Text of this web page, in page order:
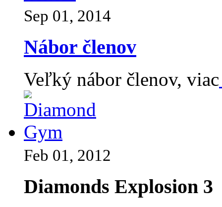
Sep 01, 2014
Nábor členov
Veľký nábor členov, viac
Feb 01, 2012
Diamonds Explosion 3